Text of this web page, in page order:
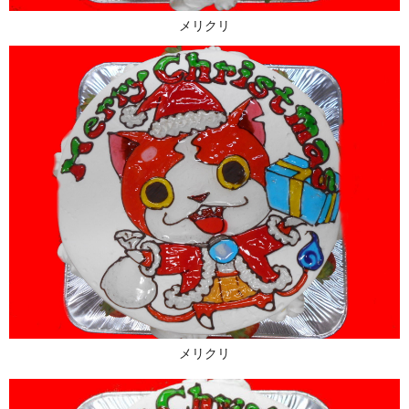
メリクリ
メリクリ